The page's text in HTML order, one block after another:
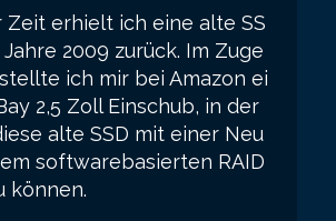
Zeit erhielt ich eine alte SS
2009 zurück. Im Zuge
ich mir bei Amazon ei
2,5 Zoll Einschub, in der
alte SSD mit einer Neu
softwarebasierten RAID
können.